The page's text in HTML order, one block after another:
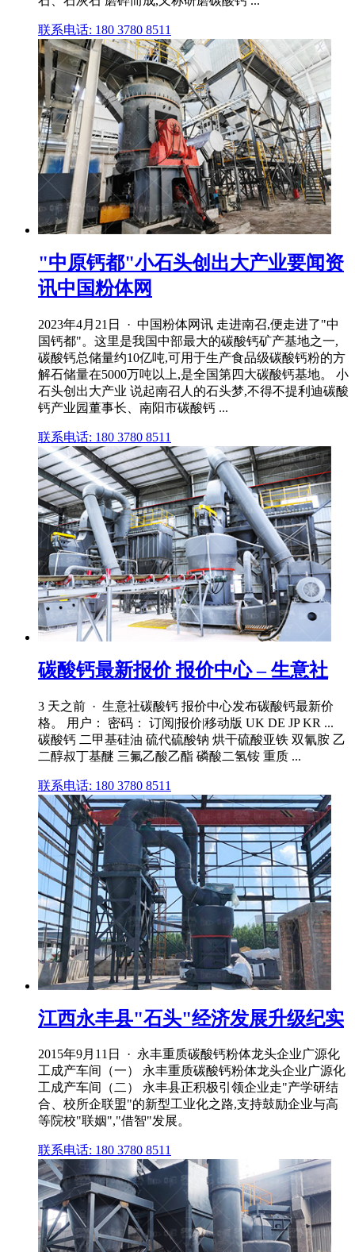
联系电话: 180 3780 8511
"中原钙都"小石头创出大产业要闻资
讯中国粉体网
2023年4月21日 · 中国粉体网讯 走进南召,便走进了"中
国钙都"。这里是我国中部最大的碳酸钙矿产基地之一,
碳酸钙总储量约10亿吨,可用于生产食品级碳酸钙粉的方
解石储量在5000万吨以上,是全国第四大碳酸钙基地。 小
石头创出大产业 说起南召人的石头梦,不得不提利迪碳酸
钙产业园董事长、南阳市碳酸钙 ...
联系电话: 180 3780 8511
碳酸钙最新报价 报价中心 – 生意社
3 天之前 · 生意社碳酸钙 报价中心发布碳酸钙最新价
格。 用户： 密码： 订阅|报价|移动版 UK DE JP KR ...
碳酸钙 二甲基硅油 硫代硫酸钠 烘干硫酸亚铁 双氰胺 乙
二醇叔丁基醚 三氟乙酸乙酯 磷酸二氢铵 重质 ...
联系电话: 180 3780 8511
江西永丰县"石头"经济发展升级纪实
2015年9月11日 · 永丰重质碳酸钙粉体龙头企业广源化
工成产车间（一） 永丰重质碳酸钙粉体龙头企业广源化
工成产车间（二） 永丰县正积极引领企业走"产学研结
合、校所企联盟"的新型工业化之路,支持鼓励企业与高
等院校"联姻","借智"发展。
联系电话: 180 3780 8511